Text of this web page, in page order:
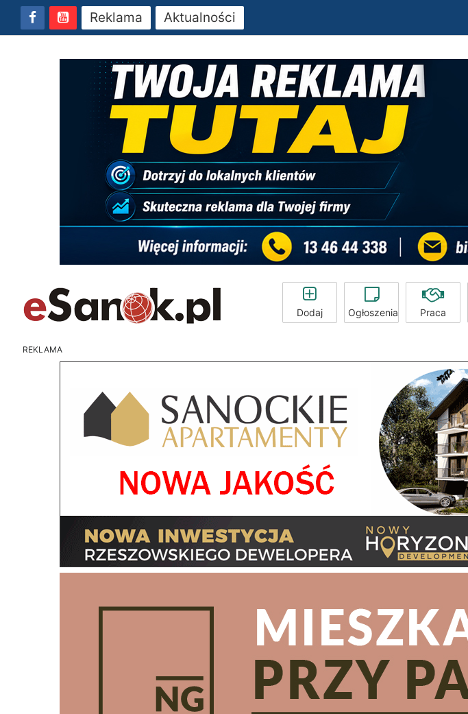
Reklama Aktualności
Dodaj Ogłoszenia Praca
REKLAMA